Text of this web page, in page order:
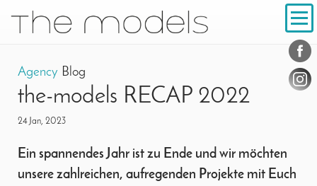
Navigation
Agency Blog
the-models RECAP 2022
24 Jan, 2023
Ein spannendes Jahr ist zu Ende und wir möchten
unsere zahlreichen, aufregenden Projekte mit Euch